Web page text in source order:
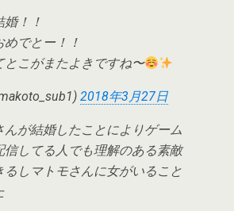
婚！！
でとー！！
とこがまたよきですね〜
2018年3月27日
んが結婚したことによりゲーム
信してる人でも理解のある素敵
るしマトモさんに女がいること